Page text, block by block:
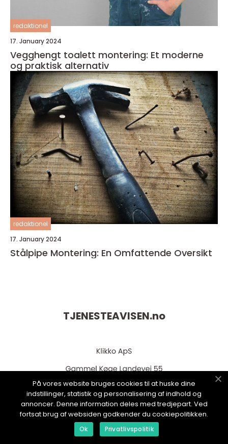
redaktionel
17. January 2024
Vegghengt toalett montering: Et moderne
og praktisk alternativ
redaktionel
17. January 2024
Stålpipe Montering: En Omfattende Oversikt
TJENESTEAVISEN.no
web:www.klikko.dk
På vores website bruges cookies til at huske dine
indstillinger, statistik og personalisering af indhold og
annoncer. Denne information deles med tredjepart. Ved
fortsat brug af websiden godkender du cookiepolitikken.
Ok Privatlivspolitik